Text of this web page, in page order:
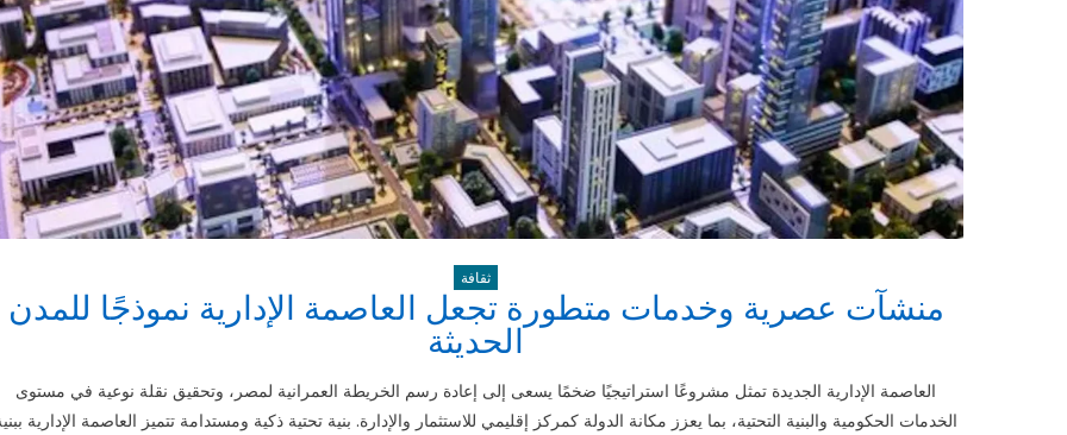
ثقافة
منشآت عصرية وخدمات متطورة تجعل العاصمة الإدارية نموذجًا للمدن
الحديثة
العاصمة الإدارية الجديدة تمثل مشروعًا استراتيجيًا ضخمًا يسعى إلى إعادة رسم الخريطة العمرانية لمصر، وتحقيق نقلة نوعية في مستوى
الخدمات الحكومية والبنية التحتية، بما يعزز مكانة الدولة كمركز إقليمي للاستثمار والإدارة. بنية تحتية ذكية ومستدامة تتميز العاصمة الإدارية